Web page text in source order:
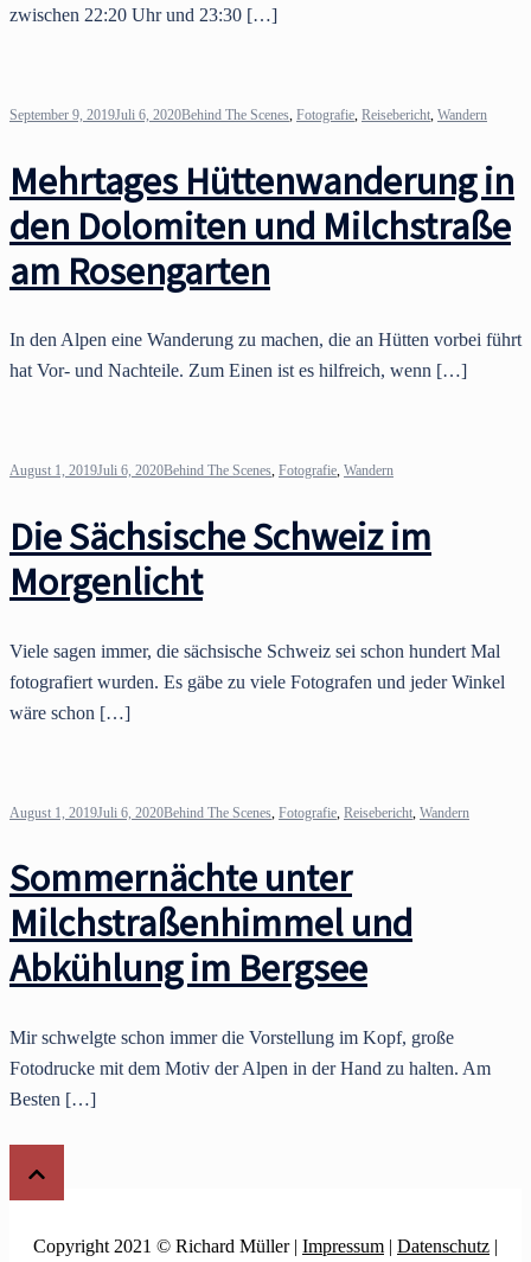
zwischen 22:20 Uhr und 23:30 […]
September 9, 2019Juli 6, 2020Behind The Scenes, Fotografie, Reisebericht, Wandern
Mehrtages Hüttenwanderung in
den Dolomiten und Milchstraße
am Rosengarten
In den Alpen eine Wanderung zu machen, die an Hütten vorbei führt
hat Vor- und Nachteile. Zum Einen ist es hilfreich, wenn […]
August 1, 2019Juli 6, 2020Behind The Scenes, Fotografie, Wandern
Die Sächsische Schweiz im
Morgenlicht
Viele sagen immer, die sächsische Schweiz sei schon hundert Mal
fotografiert wurden. Es gäbe zu viele Fotografen und jeder Winkel
wäre schon […]
August 1, 2019Juli 6, 2020Behind The Scenes Fotografie Reisebericht Wandern
Sommernächte unter
Milchstraßenhimmel und
Abkühlung im Bergsee
Mir schwelgte schon immer die Vorstellung im Kopf, große
Fotodrucke mit dem Motiv der Alpen in der Hand zu halten. Am
Besten […]
Copyright 2021 © Richard Müller | Impressum | Datenschutz |